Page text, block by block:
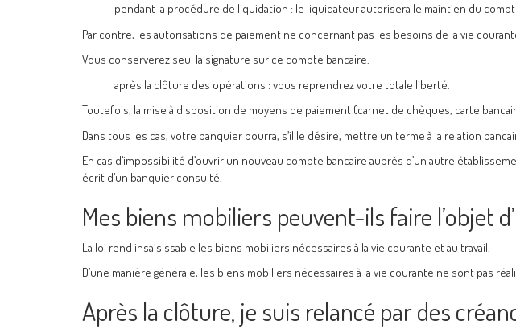
pendant la procédure de liquidation : le liquidateur autorisera le maintien du
Par contre, les autorisations de paiement ne concernant pas les besoins de la vie
Vous conserverez seul la signature sur ce compte bancaire.
après la clôture des opérations : vous reprendrez votre totale liberté.
Toutefois, la mise à disposition de moyens de paiement (carnet de chèques, carte
Dans tous les cas, votre banquier pourra, s’il le désire, mettre un terme à la relation
En cas d’impossibilité d’ouvrir un nouveau compte bancaire auprès d’un autre
écrit d’un banquier consulté.
Mes biens mobiliers peuvent-ils faire l’objet
La loi rend insaisissable les biens mobiliers nécessaires à la vie courante et au travail.
D’une manière générale, les biens mobiliers nécessaires à la vie courante ne sont pas
Après la clôture, je suis relancé par des